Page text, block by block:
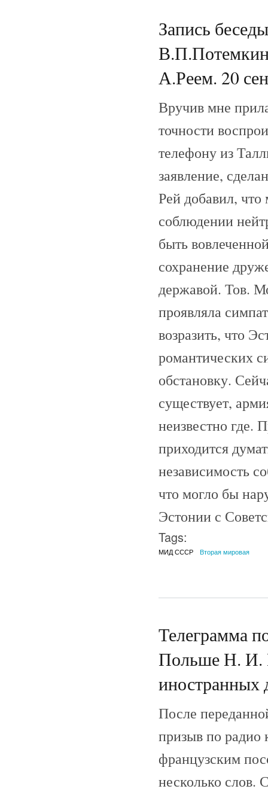
Запись
А.Реем. 20
Вручив мне
точности
телефону из
заявление,
Рей добавил,
соблюдении
быть
сохранение
державой. Тов.
проявляла
возразить, что
романтических
обстановку.
существует,
неизвестно где.
приходится
независимость
что могло бы
Эстонии с
Tags:
МИД СССР Вторая мировая
Телеграмма
Польше Н. И.
После
призыв по радио
французским
несколько слов.